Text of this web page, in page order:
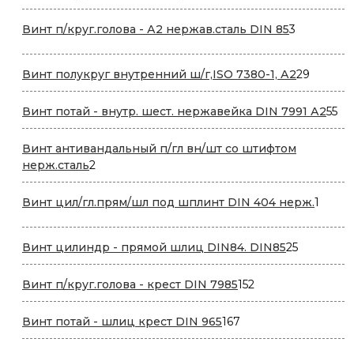
товаров
Винт п/круг.голова - А2 нержав.сталь DIN 853
Винт полукруг внутренний ш/г,ISO 7380-1, А229
товаров
Винт потай - внутр. шест. нержавейка DIN 7991 А25555
Винт антивандальный п/гл вн/шт со штифтом
нерж.сталь2
товара
Винт цил/гл.прям/шл под шплинт DIN 404 нерж.1
Винт цилиндр - прямой шлиц DIN84. DIN852525
товаров
Винт п/круг.голова - крест DIN 7985152
товара
Винт потай - шлиц крест DIN 965167
товаров